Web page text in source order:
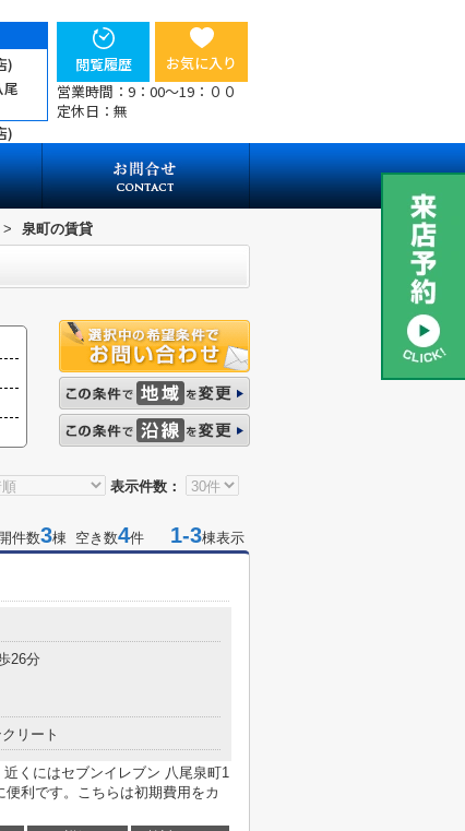
)
尾
)
閲覧履歴
お気に入り
営業時間：9：00～19：００
定休日：無
> 泉町の賃貸
表示件数：
件数3棟 空き数4件 1-3棟表示
26分
リート
くにはセブンイレブン 八尾泉町1
利です。こちらは初期費用をカ